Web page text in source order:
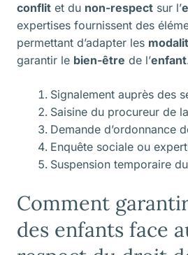
conflit et du non-respect sur l’
expertises fournissent des
permettant d’adapter les
garantir le bien-être de l’enfant
Signalement auprès des
Saisine du procureur de
Demande d’ordonnance
Enquête sociale ou
Suspension temporaire
Comment
des enfants face